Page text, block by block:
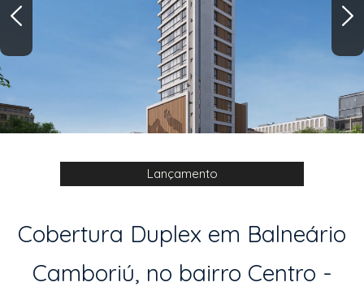
Lançamento
Cobertura Duplex em Balneário
Camboriú, no bairro Centro -